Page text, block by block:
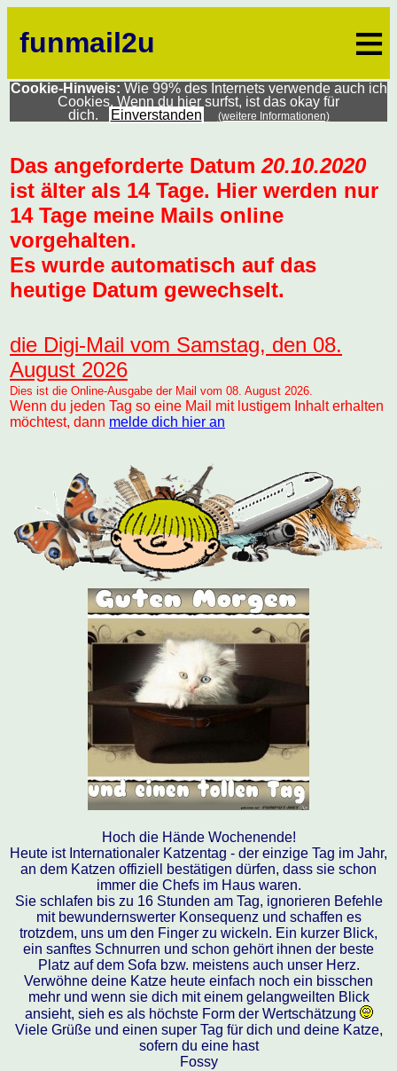
funmail2u ≡
Cookie-Hinweis: Wie 99% des Internets verwende auch ich
Cookies. Wenn du hier surfst, ist das okay für
dich.
Einverstanden (weitere Informationen)
Das angeforderte Datum 20.10.2020
ist älter als 14 Tage. Hier werden nur
14 Tage meine Mails online
vorgehalten.
Es wurde automatisch auf das
heutige Datum gewechselt.
die Digi-Mail vom Samstag, den 08.
August 2026
Dies ist die Online-Ausgabe der Mail vom 08. August 2026.
Wenn du jeden Tag so eine Mail mit lustigem Inhalt erhalten
möchtest, dann melde dich hier an
Hoch die Hände Wochenende!
Heute ist Internationaler Katzentag - der einzige Tag im Jahr,
an dem Katzen offiziell bestätigen dürfen, dass sie schon
immer die Chefs im Haus waren.
Sie schlafen bis zu 16 Stunden am Tag, ignorieren Befehle
mit bewundernswerter Konsequenz und schaffen es
trotzdem, uns um den Finger zu wickeln. Ein kurzer Blick,
ein sanftes Schnurren und schon gehört ihnen der beste
Platz auf dem Sofa bzw. meistens auch unser Herz.
Verwöhne deine Katze heute einfach noch ein bisschen
mehr und wenn sie dich mit einem gelangweilten Blick
ansieht, sieh es als höchste Form der Wertschätzung
Viele Grüße und einen super Tag für dich und deine Katze,
sofern du eine hast
Fossy